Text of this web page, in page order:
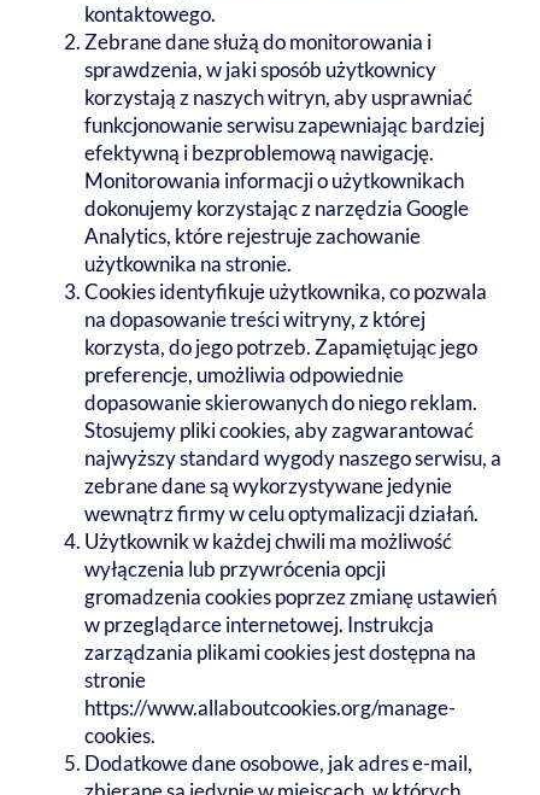
kontaktowego.
Zebrane dane służą do monitorowania i
sprawdzenia, w jaki sposób użytkownicy
korzystają z naszych witryn, aby usprawniać
funkcjonowanie serwisu zapewniając bardziej
efektywną i bezproblemową nawigację.
Monitorowania informacji o użytkownikach
dokonujemy korzystając z narzędzia Google
Analytics, które rejestruje zachowanie
użytkownika na stronie.
Cookies identyfikuje użytkownika, co pozwala
na dopasowanie treści witryny, z której
korzysta, do jego potrzeb. Zapamiętując jego
preferencje, umożliwia odpowiednie
dopasowanie skierowanych do niego reklam.
Stosujemy pliki cookies, aby zagwarantować
najwyższy standard wygody naszego serwisu, a
zebrane dane są wykorzystywane jedynie
wewnątrz firmy w celu optymalizacji działań.
Użytkownik w każdej chwili ma możliwość
wyłączenia lub przywrócenia opcji
gromadzenia cookies poprzez zmianę ustawień
w przeglądarce internetowej. Instrukcja
zarządzania plikami cookies jest dostępna na
stronie
https://www.allaboutcookies.org/manage-
cookies.
Dodatkowe dane osobowe, jak adres e-mail,